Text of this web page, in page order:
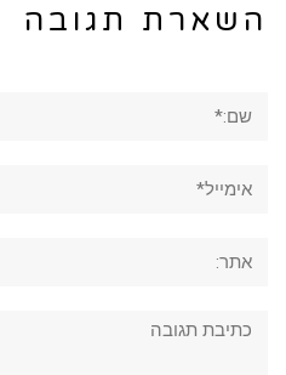
השארת תגובה